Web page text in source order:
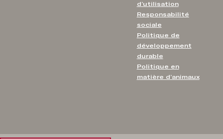
d’utilisation
Responsabilité
sociale
Politique de
développement
durable
Politique en
matière d’animaux